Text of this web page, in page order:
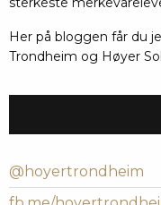
Her på bloggen får du
Trondheim og Høyer
@hoyertrondheim